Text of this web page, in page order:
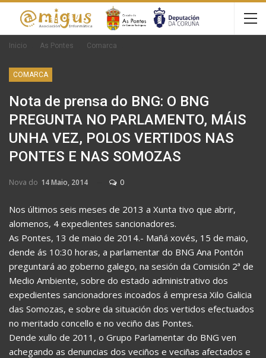
Inicio As Pontes Comarca
COMARCA
Nota de prensa do BNG: O BNG
PREGUNTA NO PARLAMENTO, MÁIS
UNHA VEZ, POLOS VERTIDOS NAS
PONTES E NAS SOMOZAS
Nova do 14 Maio, 2014 0
Nos últimos seis meses de 2013 a Xunta tivo que abrir,
alomenos, 4 expedientes sancionadores.
As Pontes, 13 de maio de 2014.- Mañá xovés, 15 de maio,
dende ás 10:30 horas, a parlamentar do BNG Ana Pontón
preguntará ao goberno galego, na sesión da Comisión 2ª de
Medio Ambiente, sobre do estado administrativo dos
expedientes sancionadores incoados á empresa Xilo Galicia
das Somozas, e sobre da situación dos vertidos efectuados
no meritado concello e no veciño das Pontes.
Dende xullo de 2011, o Grupo Parlamentar do BNG ven
achegando as denuncias dos veciños e veciñas afectados e